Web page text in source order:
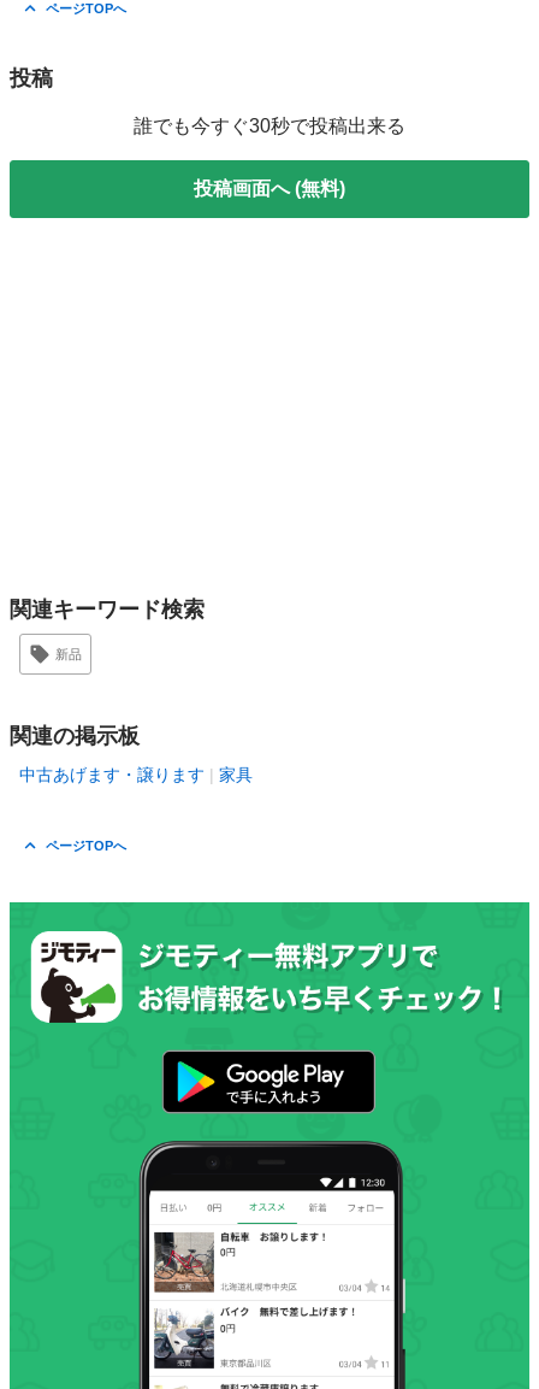
ページTOPへ
投稿
誰でも今すぐ30秒で投稿出来る
投稿画面へ (無料)
関連キーワード検索
新品
関連の掲示板
中古あげます・譲ります 家具
ページTOPへ